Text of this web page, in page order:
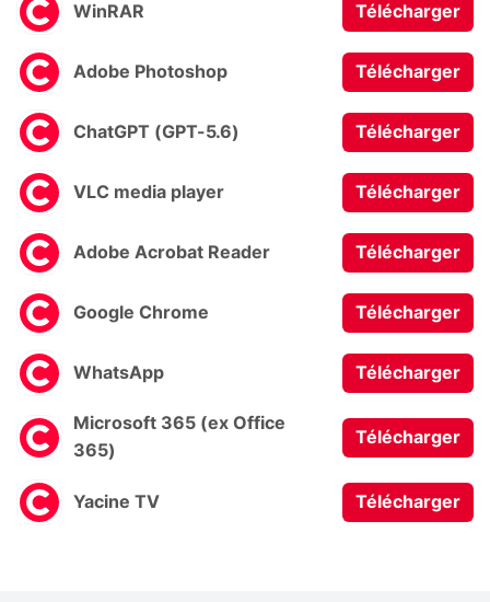
WinRAR Télécharger
Adobe Photoshop Télécharger
ChatGPT (GPT-5.6) Télécharger
VLC media player Télécharger
Adobe Acrobat Reader Télécharger
Google Chrome Télécharger
WhatsApp Télécharger
Microsoft 365 (ex Office
365)
Télécharger
Yacine TV Télécharger